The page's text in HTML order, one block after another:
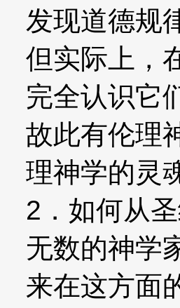
发现道德规
但实际上，
完全认识它
故此有伦理
理神学的灵
2．如何从
无数的神学
来在这方面